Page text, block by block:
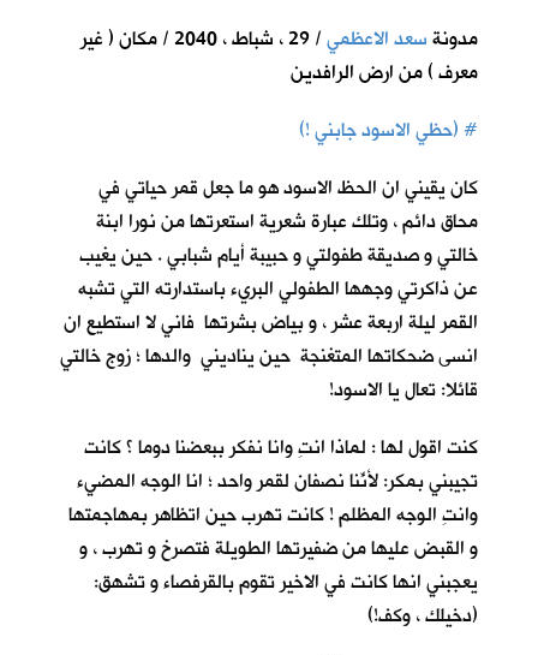
مدونةسعد الاعظمي
/ 29 ، شباط ، 2040 / مكان ( غير
معرف ) من ارض الرافدين
#(حظي الاسود جابني !)
كان يقيني ان الحظ الاسود هو ما جعل قمر حياتي في
محاق دائم ، وتلك عبارة شعرية استعرتها من نورا ابنة
خالتي و صديقة طفولتي و حبيبة أيام شبابي . حين يغيب
عن ذاكرتي وجهها الطفولي البريء باستدارته التي تشبه
القمر ليلة اربعة عشر ، و بياض بشرتها فاني لا استطيع ان
انسى ضحكاتها المتغنجة حين يناديني والدها ؛ زوج خالتي
قائلا: تعال يا الاسود!
كنت اقول لها : لماذا انتِ وانا نفكر ببعضنا دوما ؟ كانت
تجيبني بمكر: لأنّنا نصفانِ لقمر واحد ؛ انا الوجه المضيء
وانتِ الوجه المظلم ! كانت تهرب حين اتظاهر بمهاجمتها
و القبض عليها من ضفيرتها الطويلة فتصرخ و تهرب ، و
يعجبني انها كانت في الاخير تقوم بالقرفصاء و تشهق:
(دخيلك ، وكف!)